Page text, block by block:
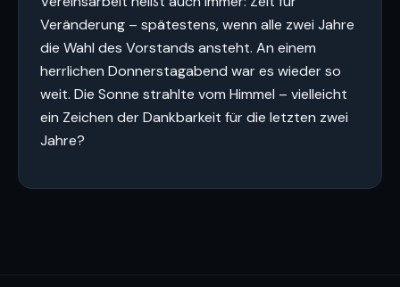
Veränderung – spätestens, wenn alle zwei Jahre
die Wahl des Vorstands ansteht. An einem
herrlichen Donnerstagabend war es wieder so
weit. Die Sonne strahlte vom Himmel – vielleicht
ein Zeichen der Dankbarkeit für die letzten zwei
Jahre?